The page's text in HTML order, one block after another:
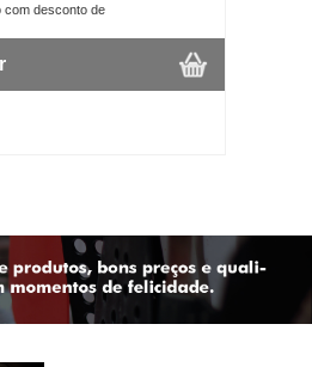
com desconto de